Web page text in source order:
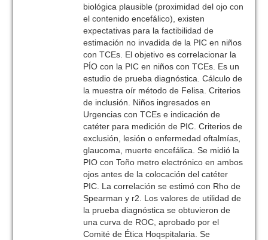
biológica plausible (proximidad del ojo con
el contenido encefálico), existen
expectativas para la factibilidad de
estimación no invadida de la PIC en niños
con TCEs. El objetivo es correlacionar la
PÍO con la PIC en niños con TCEs. Es un
estudio de prueba diagnóstica. Cálculo de
la muestra oír método de Felisa. Criterios
de inclusión. Niños ingresados en
Urgencias con TCEs e indicación de
catéter para medición de PIC. Criterios de
exclusión, lesión o enfermedad oftalmías,
glaucoma, muerte encefálica. Se midió la
PIO con Toño metro electrónico en ambos
ojos antes de la colocación del catéter
PIC. La correlación se estimó con Rho de
Spearman y r2. Los valores de utilidad de
la prueba diagnóstica se obtuvieron de
una curva de ROC, aprobado por el
Comité de Ética Hoqspitalaria. Se